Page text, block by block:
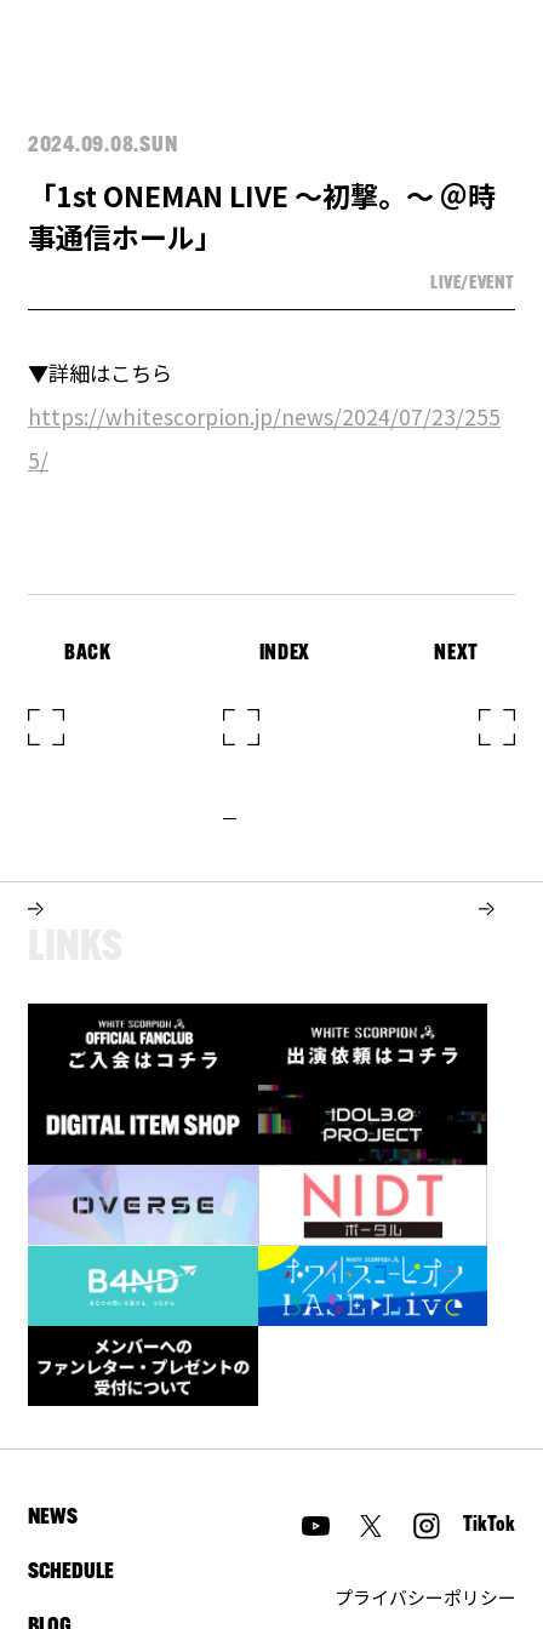
2024.09.08.SUN
「1st ONEMAN LIVE 〜初撃。〜 ＠時
事通信ホール」
LIVE/EVENT
▼詳細はこちら
https://whitescorpion.jp/news/2024/07/23/255
5/
BACK INDEX NEXT
NEWS
SCHEDULE
TikTok
プライバシーポリシー